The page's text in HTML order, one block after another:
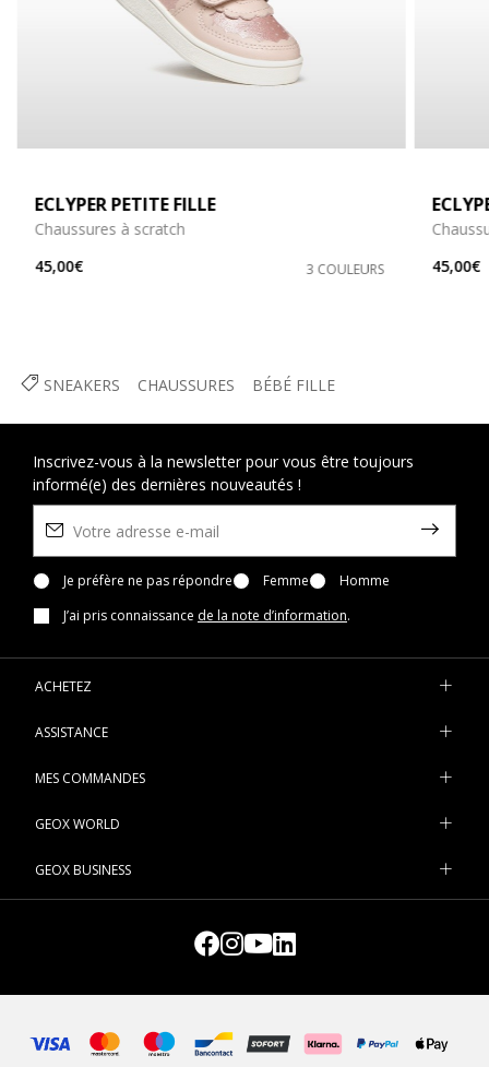
SNEAKERS CHAUSSURES BÉBÉ FILLE
ECLYPER PETITE FILLE
Chaussures à scratch
45,00€
3 COULEURS
45,00€
Inscrivez-vous à la newsletter pour vous être toujours
informé(e) des dernières nouveautés !
Je préfère ne pas répondre Femme
Homme
J’ai pris connaissance de la note d’information.
ACHETEZ
ASSISTANCE
MES COMMANDES
GEOX WORLD
GEOX BUSINESS